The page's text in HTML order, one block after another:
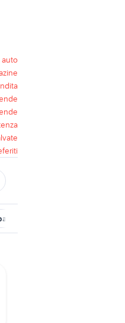
125 nuova